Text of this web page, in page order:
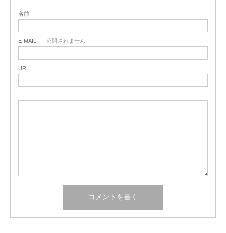
名前
E-MAIL - 公開されません -
URL